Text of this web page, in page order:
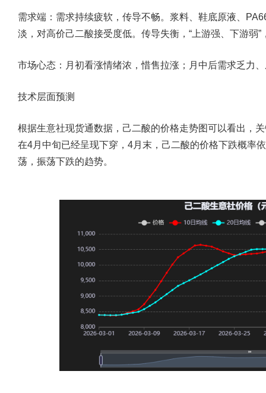
需求端 ：需求持续疲软，传导不畅。浆料、鞋底原液、
淡，对高价己二酸接受度低。传导失衡，“上游强、下游弱
市场心态 ：月初看涨情绪浓，惜售拉涨；月中后需求乏力
技术层面预测
根据生意社现货通数据，己二酸的价格走势图可以看出，
在4月中旬已经呈现下穿，4月末，己二酸的价格下跌概率
荡，振荡下跌的趋势。